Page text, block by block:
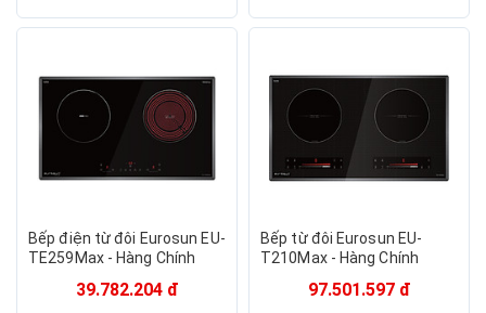
Bếp điện từ đôi Eurosun EU-
TE259Max - Hàng Chính
39.782.204 đ
Bếp từ đôi Eurosun EU-
T210Max - Hàng Chính
97.501.597 đ